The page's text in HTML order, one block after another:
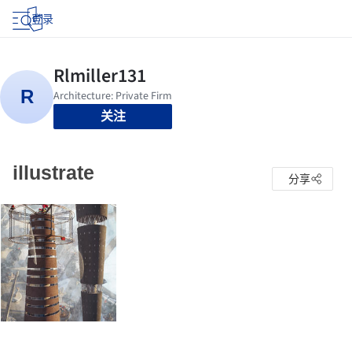
登录
关注
illustrate 分享